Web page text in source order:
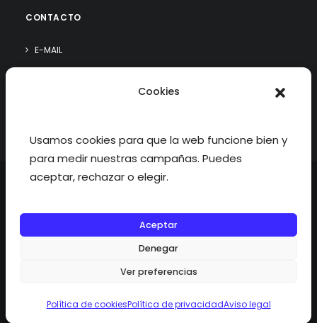
Cookies
Usamos cookies para que la web funcione bien y
para medir nuestras campañas. Puedes
aceptar, rechazar o elegir.
Aceptar
Denegar
Ver preferencias
Política de cookiesPolítica de privacidadAviso legal
CONTACTO
E-MAIL
©2026 fisioterapiatualcance todos los derechos reservados.